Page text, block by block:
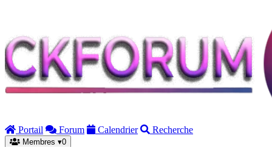
Portail Forum Calendrier Recherche
Membres ▾0